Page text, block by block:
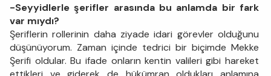
-Seyyidlerle şerifler arasında bu anlamda bir fark
var mıydı?
Şeriflerin rollerinin daha ziyade idari görevler olduğunu
düşünüyorum. Zaman içinde tedrici bir biçimde Mekke
Şerifi oldular. Bu ifade onların kentin valileri gibi hareket